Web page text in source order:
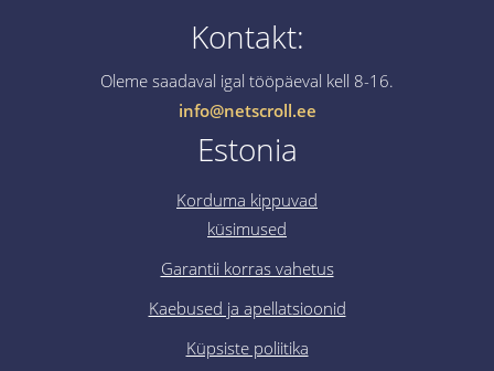
Kontakt:
Oleme saadaval igal tööpäeval kell 8-16.
info@netscroll.ee
Estonia
Korduma kippuvad
küsimused
Garantii korras vahetus
Kaebused ja apellatsioonid
Küpsiste poliitika